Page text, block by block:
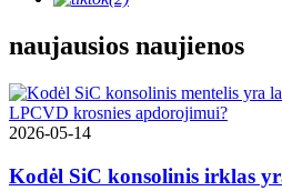
naujausios naujienos
2026-05-14
Kodėl SiC konsolinis irklas